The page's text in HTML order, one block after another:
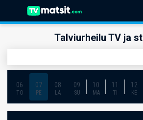
Talviurheilu TV ja
06
TO
07
PE
08
LA
09
SU
10
MA
11
TI
12
KE